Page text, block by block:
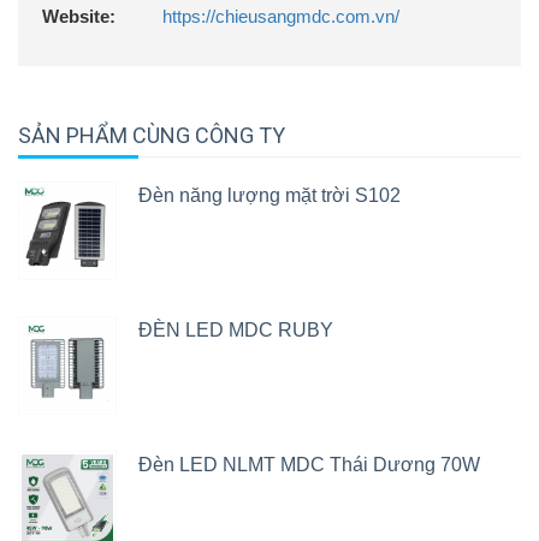
Website:
https://chieusangmdc.com.vn/
SẢN PHẨM CÙNG CÔNG TY
Đèn năng lượng mặt trời S102
ĐÈN LED MDC RUBY
Đèn LED NLMT MDC Thái Dương 70W